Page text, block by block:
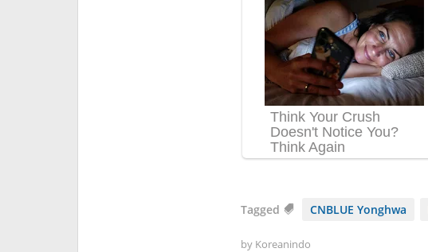
Tagged CNBLUE Yonghwa
by Koreanindo